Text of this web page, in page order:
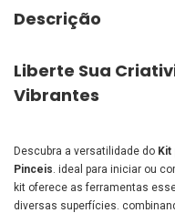
Descrição
Liberte Sua
Vibrantes
Descubra a versatilidade do Kit
Pinceis. ideal para iniciar ou
kit oferece as ferramentas
diversas superfícies.